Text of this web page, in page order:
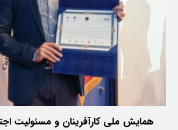
‌همایش ملی کارآفرینان و مسئولیت